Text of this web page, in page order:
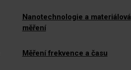
Nanotechnologie a materiálová
měření
Měření frekvence a času